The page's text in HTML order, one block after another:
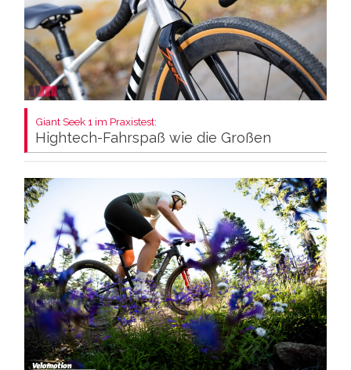
Giant Seek 1 im Praxistest:
Hightech-Fahrspaß wie die Großen